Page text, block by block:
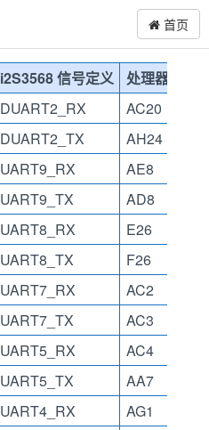
首页
i2S3568 信号定义
处理器引脚
DUART2_RX
AC20
DUART2_TX
AH24
UART9_RX
AE8
UART9_TX
AD8
UART8_RX
E26
UART8_TX
F26
UART7_RX
AC2
UART7_TX
AC3
UART5_RX
AC4
UART5_TX
AA7
UART4_RX
AG1